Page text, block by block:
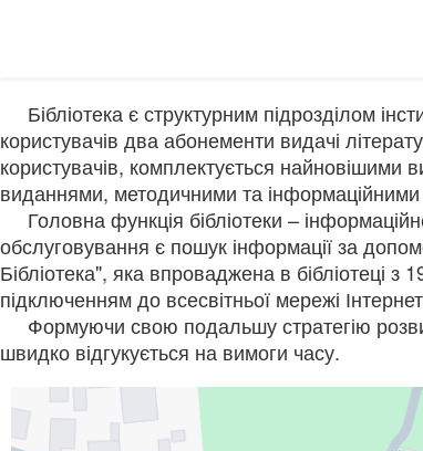
Бібліотека є структурним підрозділом
користувачів два абонементи видачі
користувачів, комплектується найновішими
виданнями, методичними та інформаційними
Головна функція бібліотеки –
обслуговування є пошук інформації за
Бібліотека", яка впроваджена в бібліотеці з
підключенням до всесвітньої мережі
Формуючи свою подальшу стратегію
швидко відгукується на вимоги часу.